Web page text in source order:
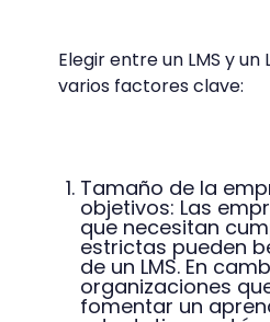
Elegir entre un LMS y un
varios factores clave:
Tamaño de la
objetivos: Las
que necesitan
estrictas pueden
de un LMS. En
organizaciones
fomentar un